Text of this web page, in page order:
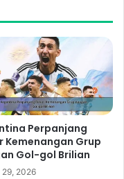
Perpanjang
Kemenangan Grup
Gol-gol Brilian
29, 2026